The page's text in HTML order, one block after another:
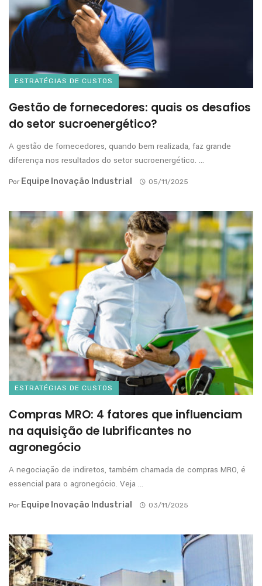
ESTRATÉGIAS DE CUSTOS
Gestão de fornecedores: quais os desafios
do setor sucroenergético?
A gestão de fornecedores, quando bem realizada, faz grande
diferença nos resultados do setor sucroenergético. ...
Por Equipe Inovação Industrial 05/11/2025
ESTRATÉGIAS DE CUSTOS
Compras MRO: 4 fatores que influenciam
na aquisição de lubrificantes no
agronegócio
A negociação de indiretos, também chamada de compras MRO, é
essencial para o agronegócio. Veja ...
Por Equipe Inovação Industrial 03/11/2025